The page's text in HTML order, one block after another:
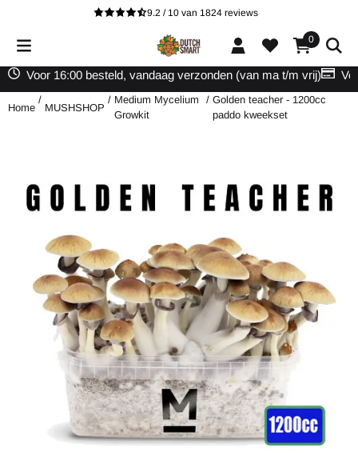
Cookievoorkeuren zijn beschikbaar. Kies instellingen of sta alle
9.2 / 10 van 1824 reviews
0
Voor 16:00 besteld, vandaag verzonden (van ma t/m vrij)
Home
/
MUSHSHOP
/ Medium Mycelium
Growkit
/ Golden teacher - 1200cc
paddo kweekset